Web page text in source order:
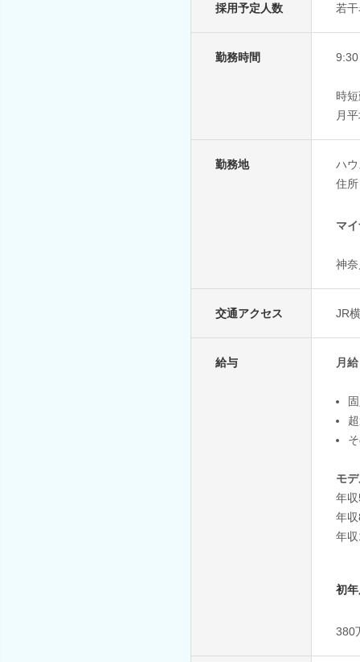
採用予定人数 若
勤務時間
時
月
勤務地
ハ
住
マ
神
交通アクセス JR
給与 月
モ
年
年
年
初
380